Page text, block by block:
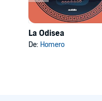
La Odisea
De: Homero